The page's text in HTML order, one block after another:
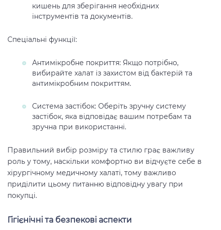
кишень для зберігання необхідних
інструментів та документів.
Спеціальні функції:
Антимікробне покриття: Якщо потрібно,
вибирайте халат із захистом від бактерій та
антимікробним покриттям.
Система застібок: Оберіть зручну систему
застібок, яка відповідає вашим потребам та
зручна при використанні.
Правильний вибір розміру та стилю грає важливу
роль у тому, наскільки комфортно ви відчуєте себе в
хірургічному медичному халаті, тому важливо
приділити цьому питанню відповідну увагу при
покупці.
Гігієнічні та безпекові аспекти